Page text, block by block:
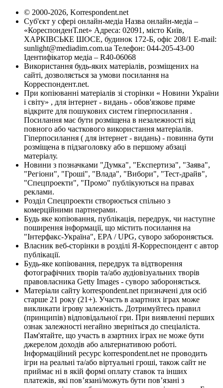
© 2000-2026, Korrespondent.net
Суб'єкт у сфері онлайн-медіа Назва онлайн-медіа –
«КореспонденТ.net» Адреса: 02091, місто Київ,
ХАРКІВСЬКЕ ШОСЕ, будинок 172-Б, офіс 208/1 E-mail:
sunlight@mediadim.com.ua Телефон: 044-205-43-00
Ідентифікатор медіа – R40-06068
Використання будь-яких матеріалів, розміщених на
сайті, дозволяється за умови посилання на
Корреспондент.net.
При копіюванні матеріалів зі сторінки « Новини України
і світу» , для інтернет - видань - обов'язкове пряме
відкрите для пошукових систем гіперпосилання .
Посилання має бути розміщена в незалежності від
повного або часткового використання матеріалів.
Гіперпосилання ( для інтернет - видань) - повинна бути
розміщена в підзаголовку або в першому абзаці
матеріалу.
Новини з позначками "Думка", "Експертиза", "Заява",
"Регіони", "Гроші", "Влада", "Вибори", "Тест-драйв",
"Спецпроекти", "Промо" публікуються на правах
реклами.
Розділ Спецпроекти створюється спільно з
комерційними партнерами.
Будь яке копіювання, публікація, передрук, чи наступне
поширення інформації, що містить посилання на
"Інтерфакс-Україна", EPA / UPG, суворо забороняється.
Власник веб-сторінки в розділі Я-Корреспондент є автор
публікації.
Будь-яке копіювання, передрук та відтворення
фотографічних творів та/або аудіовізуальних творів
правовласника Getty Images - суворо забороняється.
Матеріали сайту korrespondent.net призначені для осіб
старше 21 року (21+). Участь в азартних іграх може
викликати ігрову залежність. Дотримуйтесь правил
(принципів) відповідальної гри. При виявленні перших
ознак залежності негайно зверніться до спеціаліста.
Пам'ятайте, що участь в азартних іграх не може бути
джерелом доходів або альтернативою роботі.
Інформаційний ресурс korrespondent.net не проводить
ігри на реальні та/або віртуальні гроші, також сайт не
приймає ні в якій формі оплату ставок та інших
платежів, які пов’язані/можуть бути пов’язані з